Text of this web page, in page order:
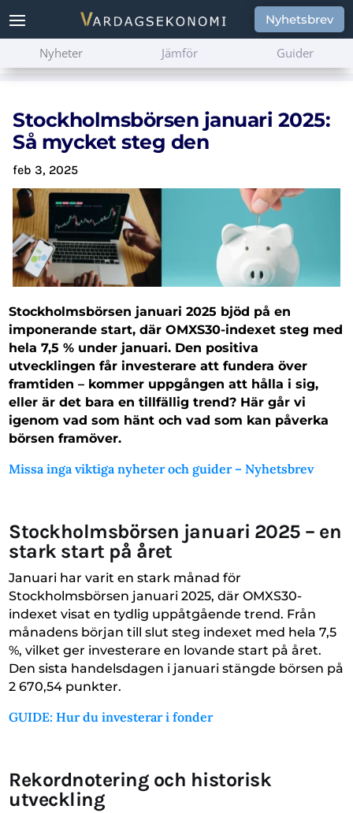
Nyhetsbrev
Nyheter Jämför Guider
Stockholmsbörsen januari 2025:
Så mycket steg den
feb 3, 2025
Stockholmsbörsen januari 2025 bjöd på en
imponerande start, där OMXS30-indexet steg med
hela 7,5 % under januari. Den positiva
utvecklingen får investerare att fundera över
framtiden – kommer uppgången att hålla i sig,
eller är det bara en tillfällig trend? Här går vi
igenom vad som hänt och vad som kan påverka
börsen framöver.
Missa inga viktiga nyheter och guider – Nyhetsbrev
Stockholmsbörsen januari 2025 – en
stark start på året
Januari har varit en stark månad för
Stockholmsbörsen januari 2025, där OMXS30-
indexet visat en tydlig uppåtgående trend. Från
månadens början till slut steg indexet med hela 7,5
%, vilket ger investerare en lovande start på året.
Den sista handelsdagen i januari stängde börsen på
2 670,54 punkter.
GUIDE: Hur du investerar i fonder
Rekordnotering och historisk
utveckling